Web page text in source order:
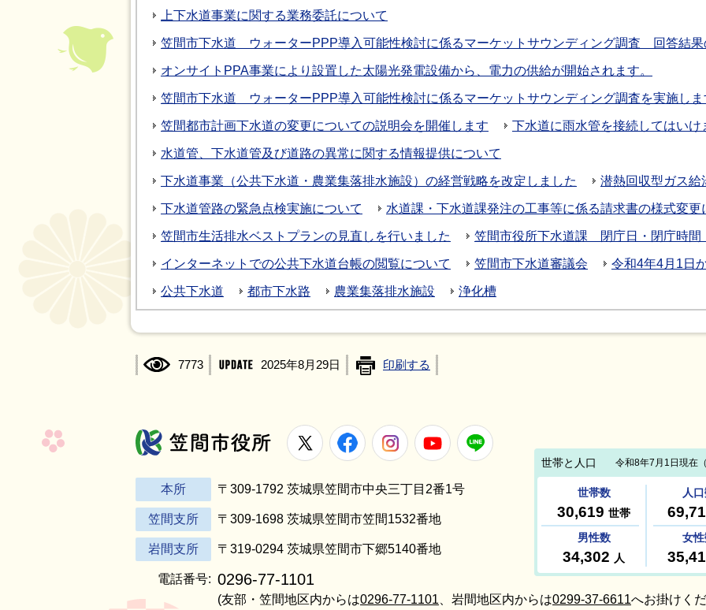
上下水道事業に関する業務委託について
笠間市下水道 ウォーターPPP導入可能性検討に係るマーケットサウンディング調査 回答結果
オンサイトPPA事業により設置した太陽光発電設備から、電力の供給が開始されます。
笠間市下水道 ウォーターPPP導入可能性検討に係るマーケットサウンディング調査を実施しま
笠間都市計画下水道の変更についての説明会を開催します 下水道に雨水管を接続してはいけ
水道管、下水道管及び道路の異常に関する情報提供について
下水道事業（公共下水道・農業集落排水施設）の経営戦略を改定しました 潜熱回収型ガス給
下水道管路の緊急点検実施について 水道課・下水道課発注の工事等に係る請求書の様式変更
笠間市生活排水ベストプランの見直しを行いました 笠間市役所下水道課 閉庁日・閉庁時間
インターネットでの公共下水道台帳の閲覧について 笠間市下水道審議会 令和4年4月1日
公共下水道 都市下水路 農業集落排水施設 浄化槽
7773 2025年8月29日 印刷する
笠間市役所
X FacebookInstagramYoutube
本所 〒309-1792 茨城県笠間市中央三丁目2番1号
笠間支所 〒309-1698 茨城県笠間市笠間1532番地
岩間支所 〒319-0294 茨城県笠間市下郷5140番地
電話番号: 0296-77-1101
(友部・笠間地区内からは0296-77-1101 、岩間地区内からは0299-37-6611へお掛けく